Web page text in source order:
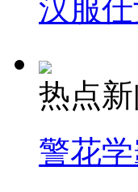
汉服
热点新
警花